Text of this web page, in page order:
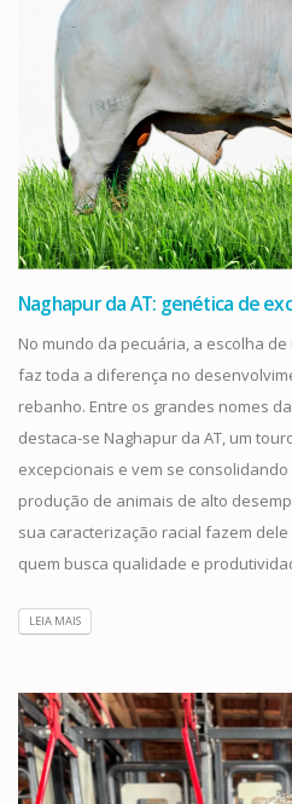
Naghapur da AT: genética de
No mundo da pecuária, a escolha
faz toda a diferença no
rebanho. Entre os grandes nomes
destaca-se Naghapur da AT, um
excepcionais e vem se
produção de animais de alto
sua caracterização racial fazem
quem busca qualidade e
LEIA MAIS